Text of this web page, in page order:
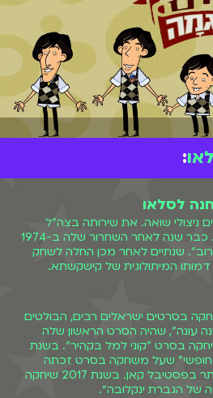
:
לסלאו
ניצולי שואה. את שירותה בצה"ל
עשתה בלהקת פיקוד דרום. כבר שנה לאחר השחרור שלה ב-1974
שנתיים לאחר מכן החלה לשחק
המיתולוגית של קישקשתא.
שיחקה בסרטים ישראלים רבים, הבולטים
עונה", שהיה הסרט הראשון שלה
1976. בשנת 1983 שיחקה בסרט "קוני למל בקהיר". בשנת
חופשי" שעל משחקה בסרט זכתה
בפרס השחקנית הטובה ביותר בפסטיבל קאן. בשנת 2017 שיחקה
של הגברת ינקלובה״.